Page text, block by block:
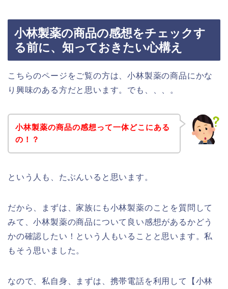
小林製薬の商品の感想をチェックす
る前に、知っておきたい心構え
こちらのページをご覧の方は、小林製薬の商品にかな
り興味のある方だと思います。でも、、、。
小林製薬の商品の感想って一体どこにある
の！？
という人も、たぶんいると思います。
だから、まずは、家族にも小林製薬のことを質問して
みて、小林製薬の商品について良い感想があるかどう
かの確認したい！という人もいることと思います。私
もそう思いました。
なので、私自身、まずは、携帯電話を利用して【小林